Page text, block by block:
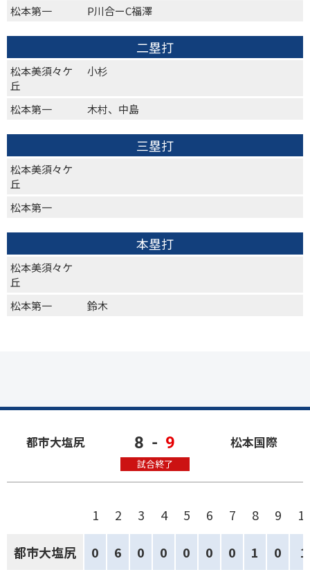
松本第一 P川合ーC福澤
二塁打
松本美須々ケ
丘
小杉
松本第一 木村、中島
三塁打
松本美須々ケ
丘
松本第一
本塁打
松本美須々ケ
丘
松本第一
鈴木
都市大塩尻 8 - 9
試合終了
松本国際
1 2 3 4 5 6 7 8 9
都市大塩尻 0 6 0 0 0 0 0 1 0 1